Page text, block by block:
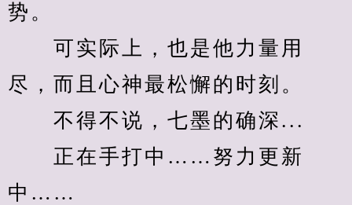
势。
可实际上，也是他力量用
尽，而且心神最松懈的时刻。
不得不说，七墨的确深...
正在手打中……努力更新
中……